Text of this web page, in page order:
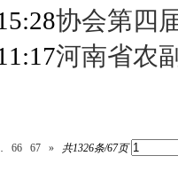
协会第四
河南省农
66 67 » 共1326条/67页